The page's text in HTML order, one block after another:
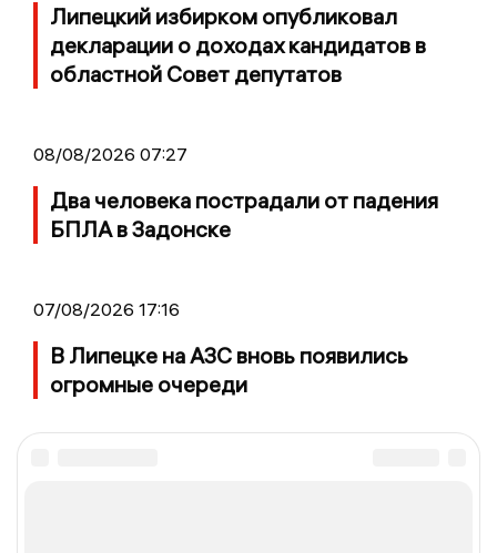
Липецкий избирком опубликовал
декларации о доходах кандидатов в
областной Совет депутатов
08/08/2026 07:27
Два человека пострадали от падения
БПЛА в Задонске
07/08/2026 17:16
В Липецке на АЗС вновь появились
огромные очереди